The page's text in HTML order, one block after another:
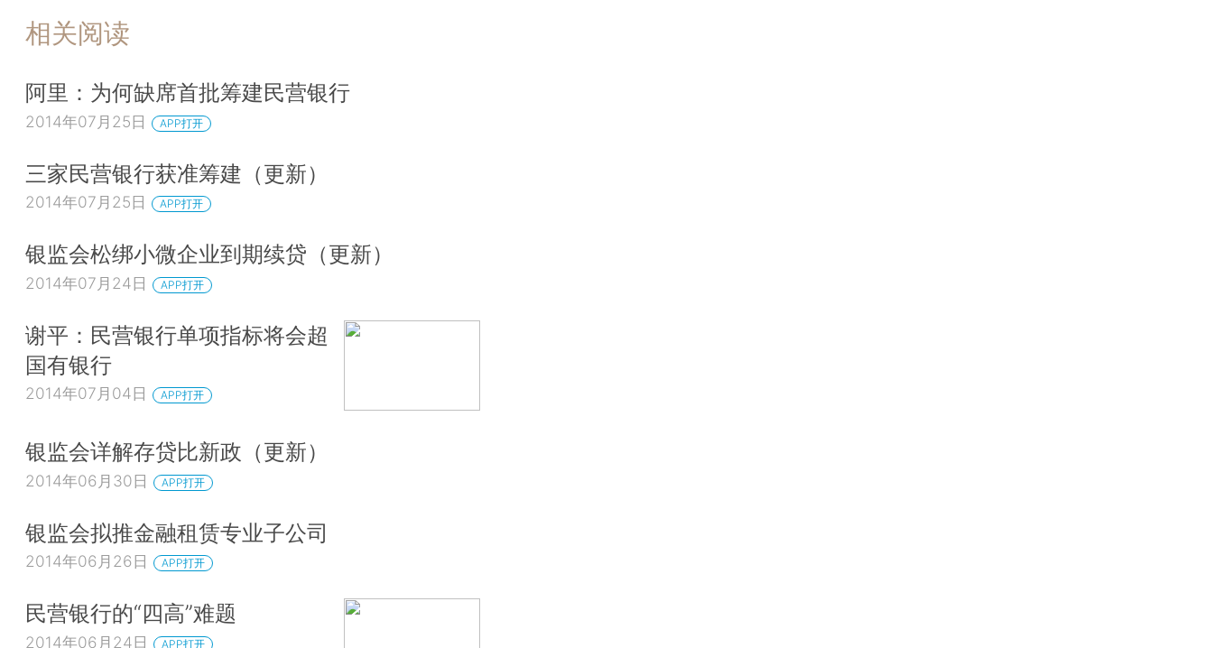
相关阅读
阿里：为何缺席首批筹建民营银行
2014年07月25日 APP打开
三家民营银行获准筹建（更新）
2014年07月25日 APP打开
银监会松绑小微企业到期续贷（更新）
2014年07月24日 APP打开
谢平：民营银行单项指标将会超
国有银行
2014年07月04日 APP打开
银监会详解存贷比新政（更新）
2014年06月30日 APP打开
银监会拟推金融租赁专业子公司
2014年06月26日 APP打开
民营银行的“四高”难题
2014年06月24日 APP打开